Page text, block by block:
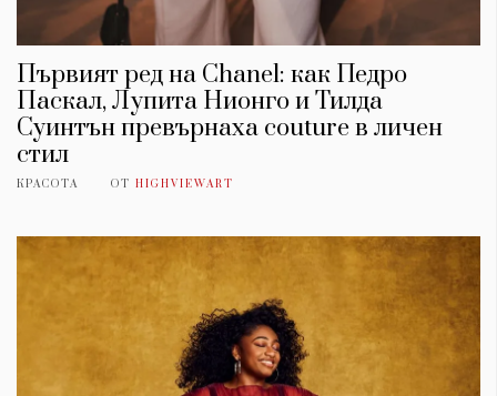
Първият ред на Chanel: как Педро
Паскал, Лупита Нионго и Тилда
Суинтън превърнаха couture в личен
стил
КРАСОТА ОТ HIGHVIEWART